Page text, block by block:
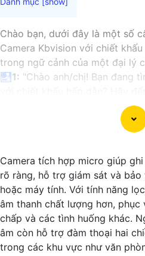
Chào bạn, dưới đây là một số
Camera Kbvision với chiết
trong ngữ cảnh của một đại lý
🛃 1: "Chào anh/chị! Bạn đang
đãi đặc biệt và được tư vấn về
cho nhu cầu an ninh của bạn!"
"Bạn muốn mua Camera
trợ tốt nhất từ đội ngũ chuyên
️🥈3:"Chúng tôi cam kết cung
hãng với chiết khấu cao nhất
chúng tôi để trải nghiệm dịch
tư vấn chuyên nghiệp về giải
Hy vọng những câu giới thiệu
trong việc tiếp cận khách hàng
Camera tích hợp micro giúp
rõ ràng, hỗ trợ giám sát và
hoặc máy tính. Với tính năng
âm thanh chất lượng hơn,
chấp và các tình huống khác.
âm còn hỗ trợ đàm thoại hai
trong các khu vực như văn